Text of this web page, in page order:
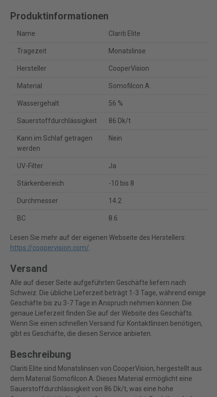
Produktinformationen
Name Clariti Elite
Tragezeit Monatslinse
Hersteller CooperVision
Material Somofilcon A
Wassergehalt 56 %
Sauerstoffdurchlässigkeit 86 Dk/t
Kann im Schlaf getragen
werden
Nein
UV-Filter Ja
Stärkenbereich -10 bis 8
Durchmesser 14.2
BC 8.6
Lesen Sie mehr auf der eigenen Webseite des Herstellers:
https://coopervision.com/.
Versand
Alle auf dieser Seite aufgeführten Geschäfte liefern nach
Schweiz. Die übliche Lieferzeit beträgt 1-3 Tage, während einige
Geschäfte bis zu 3-7 Tage in Anspruch nehmen können. Die
genaue Lieferzeit finden Sie auf der Website des Geschäfts.
Wenn Sie einen schnellen Versand für Kontaktlinsen benötigen,
gibt es Geschäfte, die diesen Service anbieten.
Beschreibung
Clariti Elite sind Monatslinsen von CooperVision, hergestellt aus
dem Material Somofilcon A. Dieses Material ermöglicht eine
Sauerstoffdurchlässigkeit von 86 Dk/t, was eine hohe